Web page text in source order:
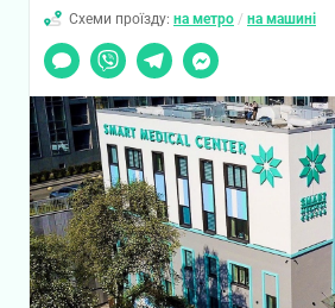
Схеми проїзду: на метро / на машині
Чат
Viber TelegramMessenger